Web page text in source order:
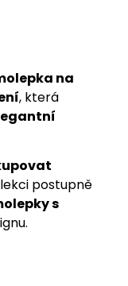
na
, která
postupně
s